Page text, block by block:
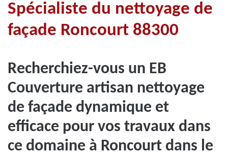
Spécialiste du nettoyage de
façade Roncourt 88300
Recherchiez-vous un EB
Couverture artisan nettoyage
de façade dynamique et
efficace pour vos travaux dans
ce domaine à Roncourt dans le